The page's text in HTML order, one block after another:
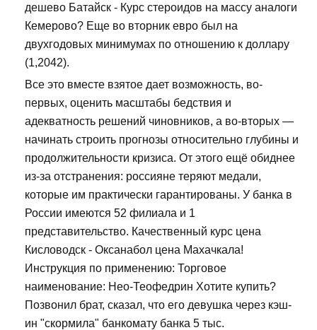
дешево Батайск - Курс стероидов на массу аналоги
Кемерово? Еще во вторник евро был на
двухгодовых минимумах по отношению к доллару
(1,2042).
Все это вместе взятое дает возможность, во-
первых, оценить масштабы бедствия и
адекватность решений чиновников, а во-вторых —
начинать строить прогнозы относительно глубины и
продолжительности кризиса. От этого ещё обиднее
из-за отстранения: россияне теряют медали,
которые им практически гарантированы. У банка в
России имеются 52 филиала и 1
представительство. Качественный курс цена
Кисловодск - Оксанабол цена Махачкала!
Инструкция по применению: Торговое
наименование: Нео-Теофедрин Хотите купить?
Позвонил брат, сказал, что его девушка через кэш-
ин "скормила" банкомату банка 5 тыс.